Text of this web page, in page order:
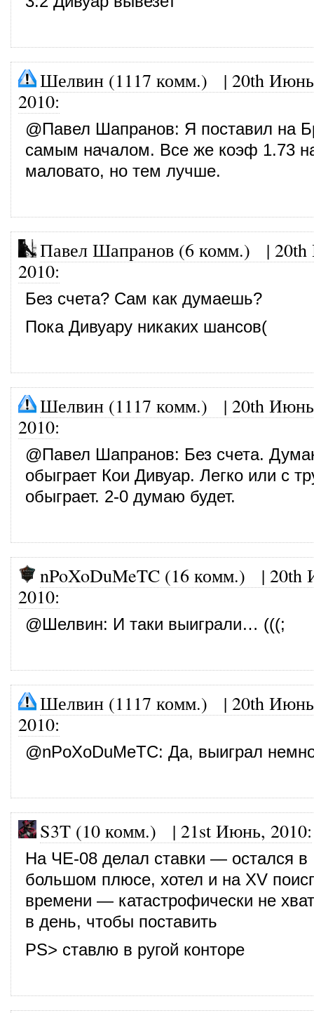
Шелвин (1117 комм.) | 20th
2010:
@Павел Шапранов: Я поставил на
самым началом. Все же коэф 1.73
маловато, но тем лучше.
Павел Шапранов (6 комм.) |
2010:
Без счета? Сам как думаешь?
Пока Дивуару никаких шансов(
Шелвин (1117 комм.) | 20th
2010:
@Павел Шапранов: Без счета.
обыграет Кои Дивуар. Легко или с
обыграет. 2-0 думаю будет.
nPoXoDuMeTC (16 комм.) | 20th
2010:
@Шелвин: И таки выиграли… (((;
Шелвин (1117 комм.) | 20th
2010:
@nPoXoDuMeTC: Да, выиграл
S3T (10 комм.) | 21st Июнь, 2010:
На ЧЕ-08 делал ставки — остался в
большом плюсе, хотел и на XV
времени — катастрофически не
в день, чтобы поставить
PS> ставлю в ругой конторе